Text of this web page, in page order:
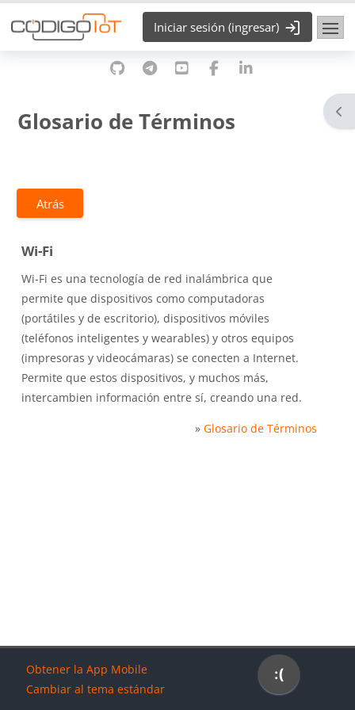
Saltar al contenido principal
Iniciar sesión (ingresar)
Glosario de Términos
Atrás
Wi-Fi
Wi-Fi es una tecnología de red inalámbrica que
permite que dispositivos como computadoras
(portátiles y de escritorio), dispositivos móviles
(teléfonos inteligentes y wearables) y otros equipos
(impresoras y videocámaras) se conecten a Internet.
Permite que estos dispositivos, y muchos más,
intercambien información entre sí, creando una red.
» Glosario de Términos
Bloques
Bloques
Bloques
Bloques
Obtener la App Mobile
Cambiar al tema estándar